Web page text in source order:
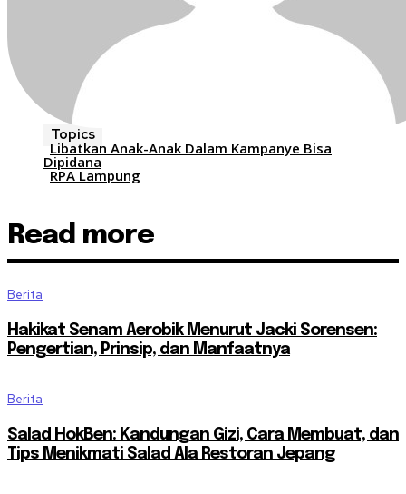
Topics
Libatkan Anak-Anak Dalam Kampanye Bisa
Dipidana
RPA Lampung
Read more
Berita
Hakikat Senam Aerobik Menurut Jacki Sorensen:
Pengertian, Prinsip, dan Manfaatnya
Berita
Salad HokBen: Kandungan Gizi, Cara Membuat, dan
Tips Menikmati Salad Ala Restoran Jepang